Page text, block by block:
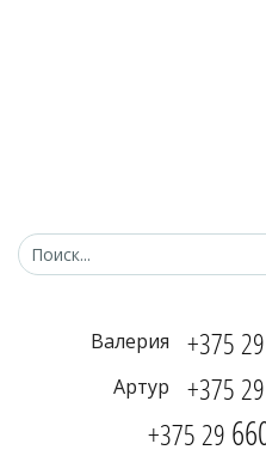
Валерия +375 29
Артур +375 29
+375 29